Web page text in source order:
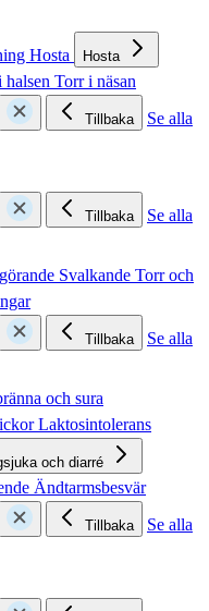
Hosta Hosta
halsen Torr i näsan
Tillbaka
Se alla
Tillbaka
Se alla
Svalkande Torr och
Tillbaka
Se alla
och sura
Laktosintolerans
och diarré
Ändtarmsbesvär
Tillbaka
Se alla